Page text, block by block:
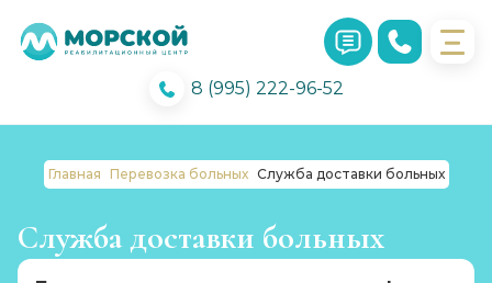
8 (995) 222-96-52
Главная Перевозка больных Служба доставки больных
Служба доставки больных